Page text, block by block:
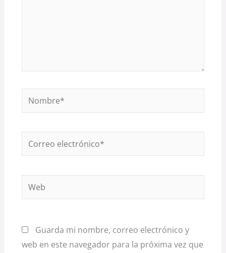
Nombre*
Correo
Web
Guarda mi nombre, correo electrónico y
web en este navegador para la próxima vez que